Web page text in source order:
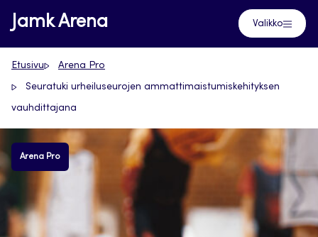
Siirry
suoraan
sisältöön
Jamk Arena Valikko
Etusivu Arena Pro
Seuratuki urheiluseurojen ammattimaistumiskehityksen
vauhdittajana
Arena Pro